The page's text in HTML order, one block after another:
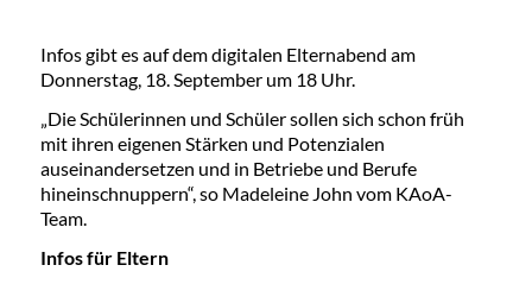
Infos gibt es auf dem digitalen Elternabend am
Donnerstag, 18. September um 18 Uhr.
„Die Schülerinnen und Schüler sollen sich schon früh
mit ihren eigenen Stärken und Potenzialen
auseinandersetzen und in Betriebe und Berufe
hineinschnuppern“, so Madeleine John vom KAoA-
Team.
Infos für Eltern